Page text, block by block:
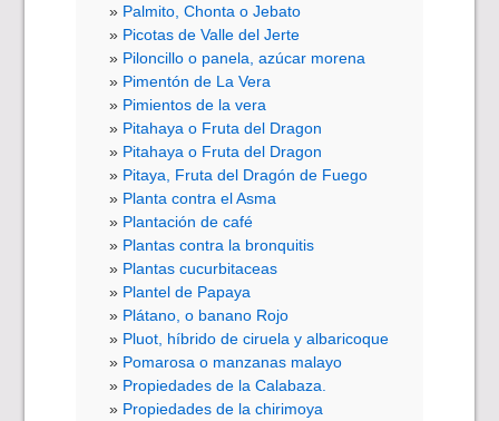
Palmito, Chonta o Jebato
Picotas de Valle del Jerte
Piloncillo o panela, azúcar morena
Pimentón de La Vera
Pimientos de la vera
Pitahaya o Fruta del Dragon
Pitahaya o Fruta del Dragon
Pitaya, Fruta del Dragón de Fuego
Planta contra el Asma
Plantación de café
Plantas contra la bronquitis
Plantas cucurbitaceas
Plantel de Papaya
Plátano, o banano Rojo
Pluot, híbrido de ciruela y albaricoque
Pomarosa o manzanas malayo
Propiedades de la Calabaza.
Propiedades de la chirimoya